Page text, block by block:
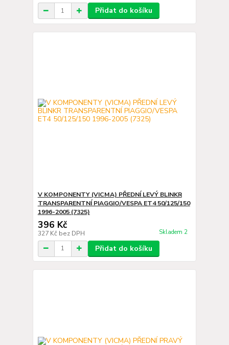
Přidat do košíku
V KOMPONENTY (VICMA) PŘEDNÍ LEVÝ BLINKR
TRANSPARENTNÍ PIAGGIO/VESPA ET4 50/125/150
1996-2005 (7325)
396 Kč
327 Kč bez DPH Skladem 2
Přidat do košíku